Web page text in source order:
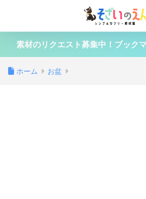
素材のリクエスト募集中！ブック
ホーム お盆